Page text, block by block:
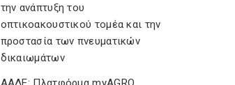
την ανάπτυξη του
οπτικοακουστικού τομέα και την
προστασία των πνευματικών
δικαιωμάτων